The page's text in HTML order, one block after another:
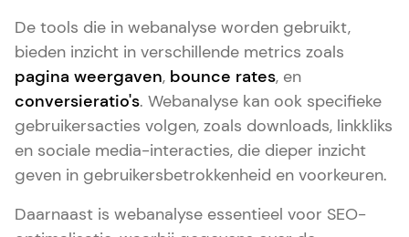
De tools die in webanalyse worden gebruikt,
bieden inzicht in verschillende metrics zoals
pagina weergaven, bounce rates, en
conversieratio's. Webanalyse kan ook specifieke
gebruikersacties volgen, zoals downloads, linkkliks
en sociale media-interacties, die dieper inzicht
geven in gebruikersbetrokkenheid en voorkeuren.
Daarnaast is webanalyse essentieel voor SEO-